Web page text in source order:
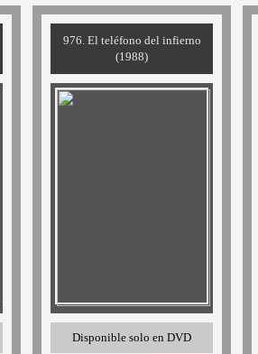
976. El teléfono del infierno
(1988)
Disponible solo en DVD